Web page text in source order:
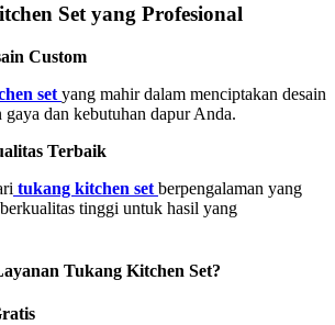
Set yang Profesional
Custom
set yang mahir dalam menciptakan desain
gaya dan kebutuhan dapur Anda.
Terbaik
tukang kitchen set berpengalaman yang
tinggi untuk hasil yang
Tukang Kitchen Set?